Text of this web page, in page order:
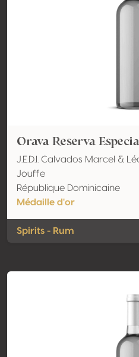
Orava Reserva
J.E.D.I. Calvados Marcel &
Jouffe
République Dominicaine
Médaille d'or
Spirits - Rum